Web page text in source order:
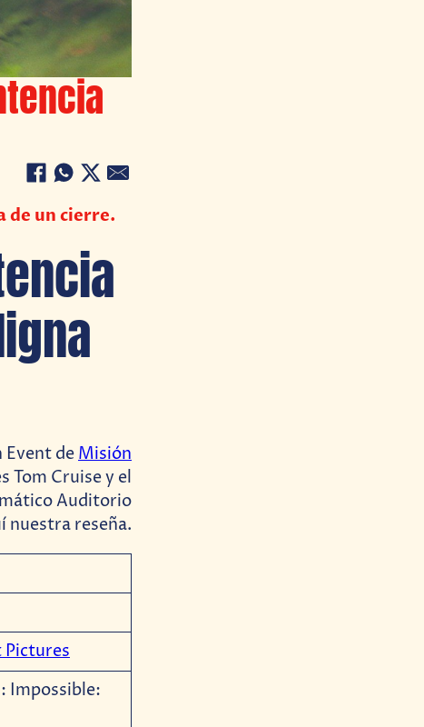
de un cierre.
Event deMisión
Tom Cruise y el
Auditorio
nuestra reseña.
Pictures
Impossible: